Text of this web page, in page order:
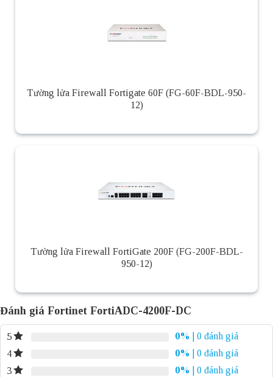
Tường lửa Firewall Fortigate 60F (FG-60F-BDL-950-
12)
Tường lửa Firewall FortiGate 200F (FG-200F-BDL-
950-12)
Đánh giá Fortinet FortiADC-4200F-DC
5 0%
| 0 đánh giá
4
0%
| 0 đánh giá
3
0%
| 0 đánh giá